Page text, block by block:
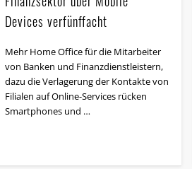
Devices verfünffacht
Mehr Home Office für die Mitarbeiter
von Banken und Finanzdienstleistern,
dazu die Verlagerung der Kontakte von
Filialen auf Online-Services rücken
Smartphones und …